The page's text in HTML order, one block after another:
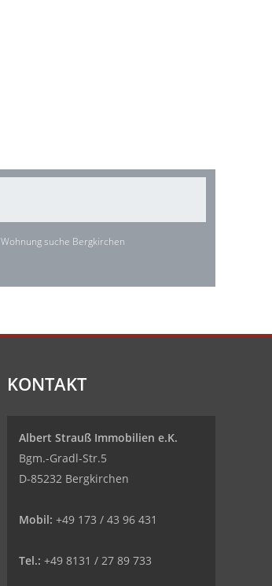
Wohnung suche Bergkirchen
KONTAKT
Albert Strauß Immobilien e.K.
Bgm.-Gradl-Str.5
D-85232 Bergkirchen
Mobil: +49 173 / 43 96 431
Tel.: +49 8131 / 27 89 733